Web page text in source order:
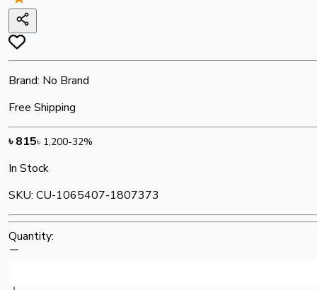
Brand: No Brand
Free Shipping
৳815৳ 1,200-32%
In Stock
SKU: CU-1065407-1807373
Quantity: